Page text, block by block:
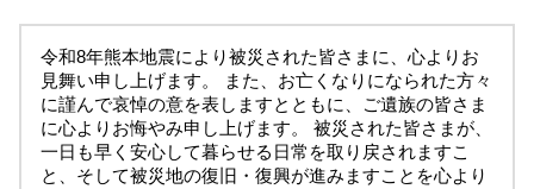
令和8年熊本地震により被災された皆さまに、心よりお
見舞い申し上げます。 また、お亡くなりになられた方々
に謹んで哀悼の意を表しますとともに、ご遺族の皆さま
に心よりお悔やみ申し上げます。 被災された皆さまが、
一日も早く安心して暮らせる日常を取り戻されますこ
と、そして被災地の復旧・復興が進みますことを心より